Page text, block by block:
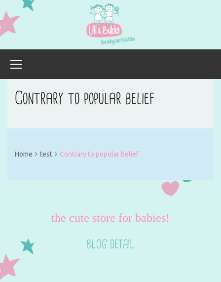
Contrary to popular belief
Home test Contrary to popular belief
the cute store for babies!
BLOG DETAIL